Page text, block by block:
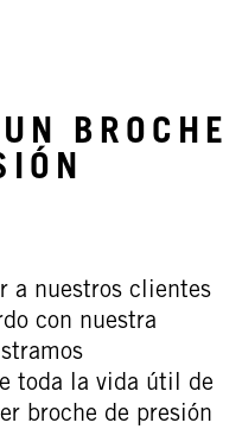
BROCHE
a nuestros clientes
con nuestra
toda la vida útil de
broche de presión